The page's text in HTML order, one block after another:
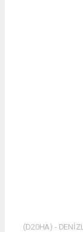
(D20HA) -